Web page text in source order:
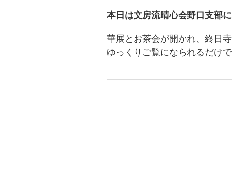
本日は文房流晴心会野口支部
華展とお茶会が開かれ、終日
ゆっくりご覧になられるだけ